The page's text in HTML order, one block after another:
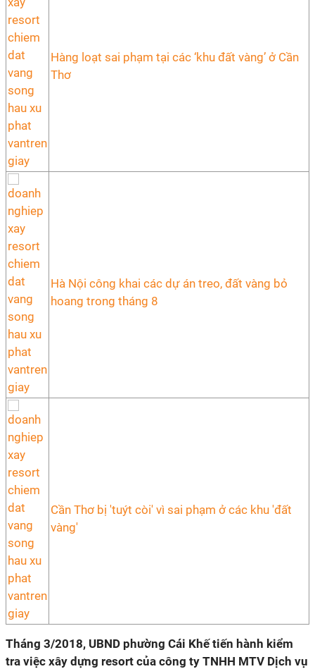
Hàng loạt sai phạm tại các ‘khu đất vàng’ ở Cần
Thơ
Hà Nội công khai các dự án treo, đất vàng bỏ
hoang trong tháng 8
Cần Thơ bị 'tuýt còi' vì sai phạm ở các khu 'đất
vàng'
Tháng 3/2018, UBND phường Cái Khế tiến hành kiểm
tra việc xây dựng resort của công ty TNHH MTV Dịch vụ